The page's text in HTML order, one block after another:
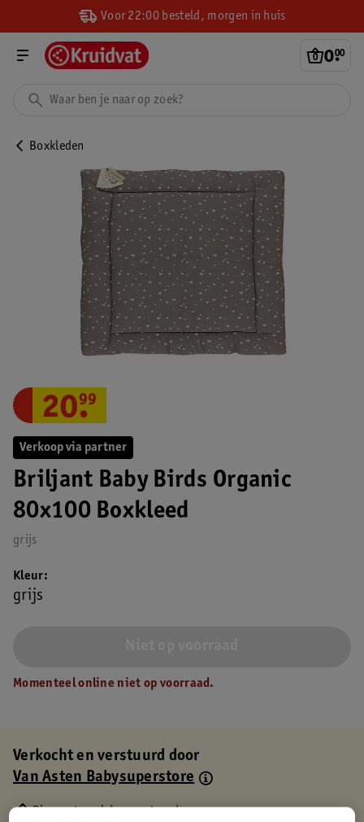
Voor 22:00 besteld, morgen in huis
0.
00
Boxkleden
Verkoop via partner
Briljant Baby Birds Organic
80x100 Boxkleed
grijs
20.
99
Kleur
grijs
Momenteel online niet op voorraad.
Verkocht en verstuurd door
Van Asten Babysuperstore
Binnen 1 werkdag verstuurd